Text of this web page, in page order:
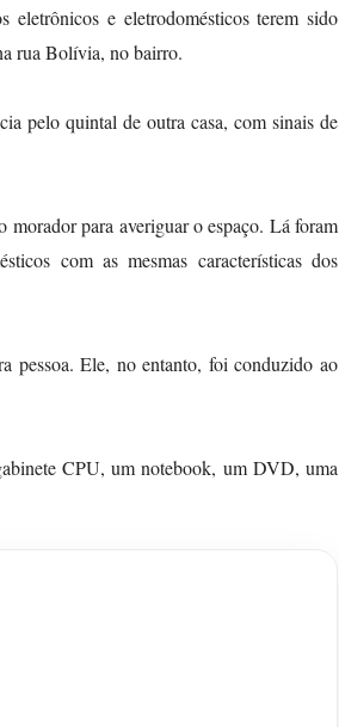
eletrônicos e eletrodomésticos terem sido
rua Bolívia, no bairro.
pelo quintal de outra casa, com sinais de
morador para averiguar o espaço. Lá foram
com as mesmas características dos
pessoa. Ele, no entanto, foi conduzido ao
CPU, um notebook, um DVD, uma